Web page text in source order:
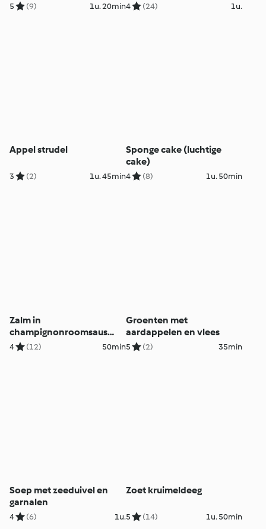
5 (9) 1u. 20min4 (24) 1u.
Appel strudel
3 (2) 1u. 45min
Sponge cake (luchtige
cake)
4 (8) 1u. 50min
Zalm in
champignonroomsaus
met aardappelen
4 (12) 50min
Groenten met
aardappelen en vlees
5 (2) 35min
Soep met zeeduivel en
garnalen
4 (6) 1u.
Zoet kruimeldeeg
5 (14) 1u. 50min